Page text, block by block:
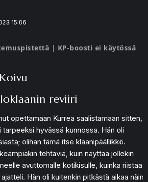
15:06
| KP-boosti ei käytössä
reviiri
opettamaan Kurrea saalistamaan sitten,
tarpeeksi hyvässä kunnossa. Hän oli
olihan tämä itse klaanipäällikkö.
tehtäviä, kuin näyttää jollekin
avuttomalle kotikisulle, kuinka riistaa
Hän oli kuitenkin pitkästä aikaa näin